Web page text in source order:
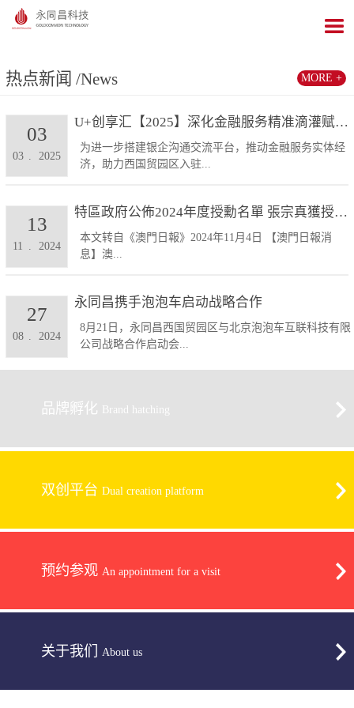
热点新闻 /News
U+创享汇【2025】深化金融服务精准滴灌赋能发展...
为进一步搭建银企沟通交流平台，推动金融服务实体经
济，助力西国贸园区入驻...
03 2025
03
特區政府公佈2024年度授勳名單 張宗真獲授予專業...
本文转自《澳門日報》2024年11月4日 【澳門日報消
息】澳...
11 2024
13
永同昌携手泡泡车启动战略合作
8月21日，永同昌西国贸园区与北京泡泡车互联科技有限
公司战略合作启动会...
08 . 2024
27
MORE +
品牌孵化 Brand hatching
双创平台 Dual creation platform
预约参观 An appointment for a visit
关于我们 About us